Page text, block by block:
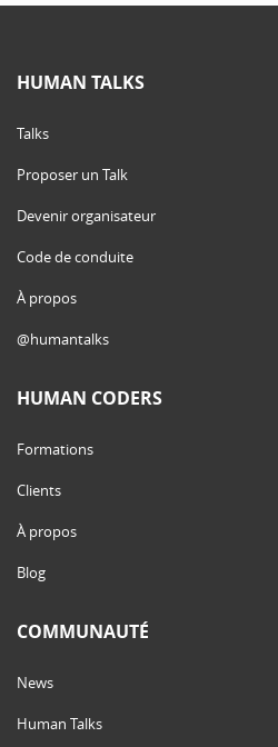
HUMAN TALKS
Talks
Proposer un Talk
Devenir organisateur
Code de conduite
À propos
@humantalks
HUMAN CODERS
Formations
Clients
À propos
Blog
COMMUNAUTÉ
News
Human Talks